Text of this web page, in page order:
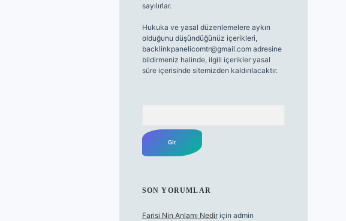
sayılırlar.
Hukuka ve yasal düzenlemelere aykırı
olduğunu düşündüğünüz içerikleri,
backlinkpanelicomtr@gmail.comadresine
bildirmeniz halinde, ilgili içerikler yasal
süre içerisinde sitemizden kaldırılacaktır.
SON YORUMLAR
Farisi Nin Anlamı Nediriçin admin